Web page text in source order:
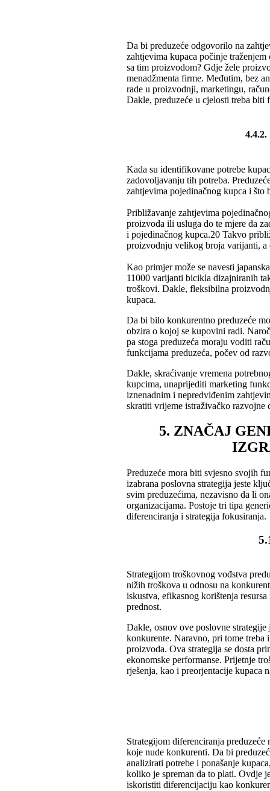
Da bi preduzeće odgovorilo na
zahtjevima kupaca počinje
sa tim proizvodom? Gdje žele
menadžmenta firme. Međutim, bez
rade u proizvodnji, marketingu,
Dakle, preduzeće u cjelosti treba
Kada su identifikovane potrebe
zadovoljavanju tih potreba.
zahtjevima pojedinačnog kupca i što
Približavanje zahtjevima
proizvoda ili usluga do te mjere da
i pojedinačnog kupca.20 Takvo
proizvodnju velikog broja varijanti, a
Kao primjer može se navesti
11000 varijanti bicikla dizajniranih
troškovi. Dakle, fleksibilna
kupaca.
Da bi bilo konkurentno preduzeće
obzira o kojoj se kupovini radi.
pa stoga preduzeća moraju voditi
funkcijama preduzeća, počev od
Dakle, skraćivanje vremena
kupcima, unaprijediti marketing
iznenadnim i nepredviđenim
skratiti vrijeme istraživačko razvojne
5. ZNAČAJ
Preduzeće mora biti svjesno svojih
izabrana poslovna strategija jeste
svim preduzećima, nezavisno da li
organizacijama. Postoje tri tipa
diferenciranja i strategija fokusiranja.
Strategijom troškovnog vođstva
nižih troškova u odnosu na
iskustva, efikasnog korištenja
prednost.
Dakle, osnov ove poslovne
konkurente. Naravno, pri tome
proizvoda. Ova strategija se dosta
ekonomske performanse. Prijetnje
rješenja, kao i preorjentacije kupaca
Strategijom diferenciranja
koje nude konkurenti. Da bi
analizirati potrebe i ponašanje
koliko je spreman da to plati. Ovdje
iskoristiti diferencijaciju kao